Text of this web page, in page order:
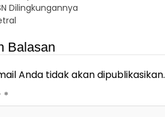
Dilingkungannya
Balasan
Anda tidak akan dipublikasikan.
*